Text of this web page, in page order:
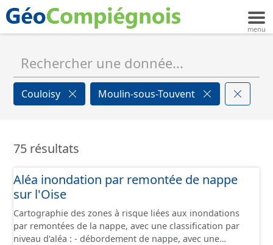
Couloisy Moulin-sous-Touvent
75 résultats
Aléa inondation par remontée de nappe
sur l'Oise
Cartographie des zones à risque liées aux inondations
par remontées de la nappe, avec une classification par
niveau d'aléa : - débordement de nappe, avec une